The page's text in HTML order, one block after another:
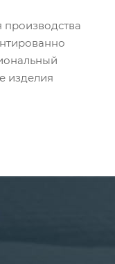
изделия